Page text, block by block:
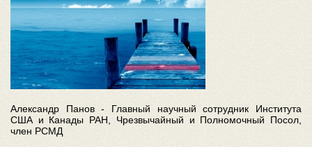
Александр Панов - Главный научный сотрудник Института
США и Канады РАН, Чрезвычайный и Полномочный Посол,
член РСМД